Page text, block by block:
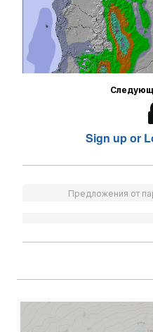
Sign up or
Предложения от